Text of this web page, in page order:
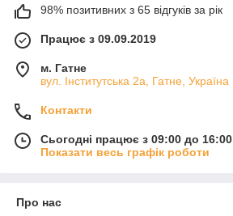
98% позитивних з 65 відгуків за рік
Працює з 09.09.2019
м. Гатне
вул. Інститутська 2а, Гатне, Україна
Контакти
Сьогодні працює з 09:00 до 16:00
Показати весь графік роботи
Про нас